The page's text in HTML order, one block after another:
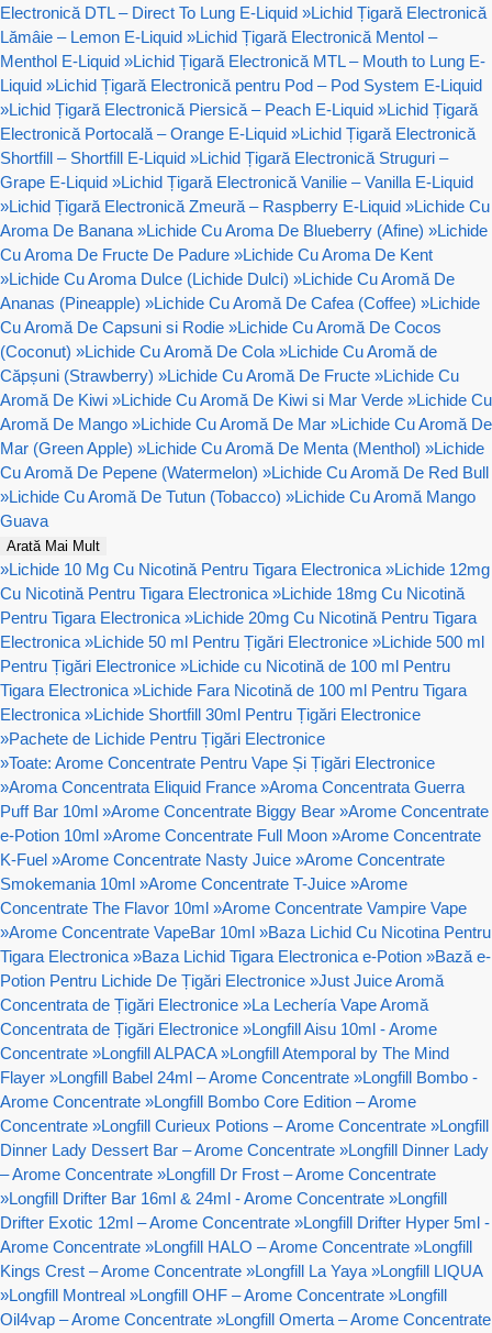
Electronică DTL – Direct To Lung E-Liquid »Lichid Țigară Electronică
Lămâie – Lemon E-Liquid »Lichid Țigară Electronică Mentol –
Menthol E-Liquid »Lichid Țigară Electronică MTL – Mouth to Lung E-
Liquid »Lichid Țigară Electronică pentru Pod – Pod System E-Liquid
»Lichid Țigară Electronică Piersică – Peach E-Liquid »Lichid Țigară
Electronică Portocală – Orange E-Liquid »Lichid Țigară Electronică
Shortfill – Shortfill E-Liquid »Lichid Țigară Electronică Struguri –
Grape E-Liquid »Lichid Țigară Electronică Vanilie – Vanilla E-Liquid
»Lichid Țigară Electronică Zmeură – Raspberry E-Liquid »Lichide Cu
Aroma De Banana »Lichide Cu Aroma De Blueberry (Afine) »Lichide
Cu Aroma De Fructe De Padure »Lichide Cu Aroma De Kent
»Lichide Cu Aroma Dulce (Lichide Dulci) »Lichide Cu Aromă De
Ananas (Pineapple) »Lichide Cu Aromă De Cafea (Coffee) »Lichide
Cu Aromă De Capsuni si Rodie »Lichide Cu Aromă De Cocos
(Coconut) »Lichide Cu Aromă De Cola »Lichide Cu Aromă de
Căpșuni (Strawberry) »Lichide Cu Aromă De Fructe »Lichide Cu
Aromă De Kiwi »Lichide Cu Aromă De Kiwi si Mar Verde »Lichide Cu
Aromă De Mango »Lichide Cu Aromă De Mar »Lichide Cu Aromă De
Mar (Green Apple) »Lichide Cu Aromă De Menta (Menthol) »Lichide
Cu Aromă De Pepene (Watermelon) »Lichide Cu Aromă De Red Bull
»Lichide Cu Aromă De Tutun (Tobacco) »Lichide Cu Aromă Mango
Guava
Arată Mai Mult
»Lichide 10 Mg Cu Nicotină Pentru Tigara Electronica »Lichide 12mg
Cu Nicotină Pentru Tigara Electronica »Lichide 18mg Cu Nicotină
Pentru Tigara Electronica »Lichide 20mg Cu Nicotină Pentru Tigara
Electronica »Lichide 50 ml Pentru Țigări Electronice »Lichide 500 ml
Pentru Țigări Electronice »Lichide cu Nicotină de 100 ml Pentru
Tigara Electronica »Lichide Fara Nicotină de 100 ml Pentru Tigara
Electronica »Lichide Shortfill 30ml Pentru Țigări Electronice
»Pachete de Lichide Pentru Țigări Electronice
»Toate: Arome Concentrate Pentru Vape Și Țigări Electronice
»Aroma Concentrata Eliquid France »Aroma Concentrata Guerra
Puff Bar 10ml »Arome Concentrate Biggy Bear »Arome Concentrate
e-Potion 10ml »Arome Concentrate Full Moon »Arome Concentrate
K-Fuel »Arome Concentrate Nasty Juice »Arome Concentrate
Smokemania 10ml »Arome Concentrate T-Juice »Arome
Concentrate The Flavor 10ml »Arome Concentrate Vampire Vape
»Arome Concentrate VapeBar 10ml »Baza Lichid Cu Nicotina Pentru
Tigara Electronica »Baza Lichid Tigara Electronica e-Potion »Bază e-
Potion Pentru Lichide De Țigări Electronice »Just Juice Aromă
Concentrata de Țigări Electronice »La Lechería Vape Aromă
Concentrata de Țigări Electronice »Longfill Aisu 10ml - Arome
Concentrate »Longfill ALPACA »Longfill Atemporal by The Mind
Flayer »Longfill Babel 24ml – Arome Concentrate »Longfill Bombo -
Arome Concentrate »Longfill Bombo Core Edition – Arome
Concentrate »Longfill Curieux Potions – Arome Concentrate »Longfill
Dinner Lady Dessert Bar – Arome Concentrate »Longfill Dinner Lady
– Arome Concentrate »Longfill Dr Frost – Arome Concentrate
»Longfill Drifter Bar 16ml & 24ml - Arome Concentrate »Longfill
Drifter Exotic 12ml – Arome Concentrate »Longfill Drifter Hyper 5ml -
Arome Concentrate »Longfill HALO – Arome Concentrate »Longfill
Kings Crest – Arome Concentrate »Longfill La Yaya »Longfill LIQUA
»Longfill Montreal »Longfill OHF – Arome Concentrate »Longfill
Oil4vap – Arome Concentrate »Longfill Omerta – Arome Concentrate